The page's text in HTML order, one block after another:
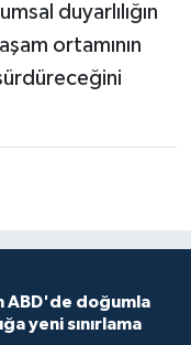
duyarlılığın
ortamının
ABD'de doğumla
yeni sınırlama